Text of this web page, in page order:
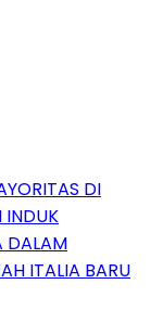
DI
INDUK
DALAM
ITALIA BARU